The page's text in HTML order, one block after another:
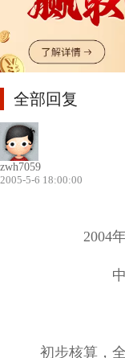
全部回复
zwh7059
2005-5-6 18:00:00
2004
初步核算，